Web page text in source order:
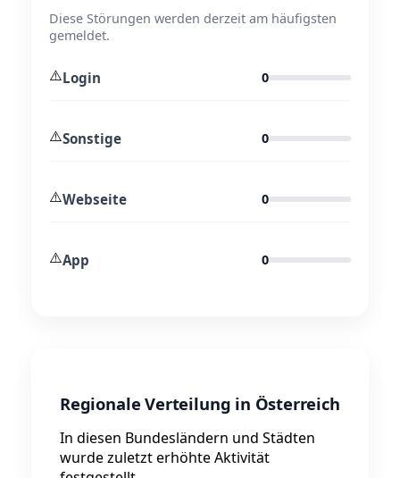
Diese Störungen werden derzeit am häufigsten
gemeldet.
⚠️Login 0
⚠️Sonstige 0
⚠️Webseite 0
⚠️App 0
Regionale Verteilung in Österreich
In diesen Bundesländern und Städten
wurde zuletzt erhöhte Aktivität